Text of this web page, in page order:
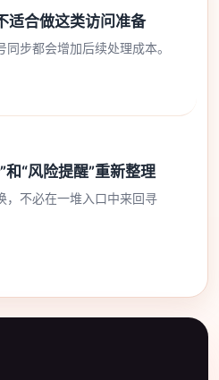
适合做这类访问准备
步都会增加后续处理成本。
“风险提醒”重新整理
，不必在一堆入口中来回寻